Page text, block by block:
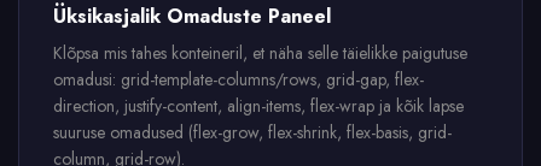
Üksikasjalik Omaduste Paneel
Klõpsa mis tahes konteineril, et näha selle täielikke paigutuse
omadusi: grid-template-columns/rows, grid-gap, flex-
direction, justify-content, align-items, flex-wrap ja kõik lapse
suuruse omadused (flex-grow, flex-shrink, flex-basis, grid-
column, grid-row).